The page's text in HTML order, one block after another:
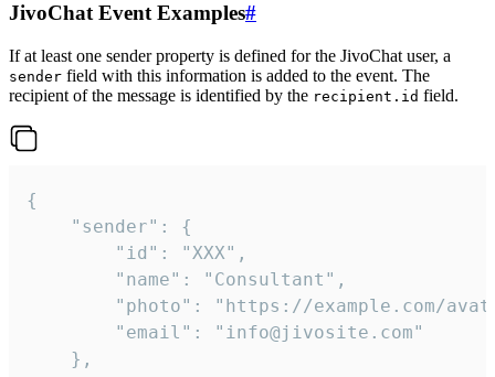
JivoChat Event Examples#
If at least one sender property is defined for the JivoChat user, a
sender field with this information is added to the event. The
recipient of the message is identified by the recipient.id field.
{